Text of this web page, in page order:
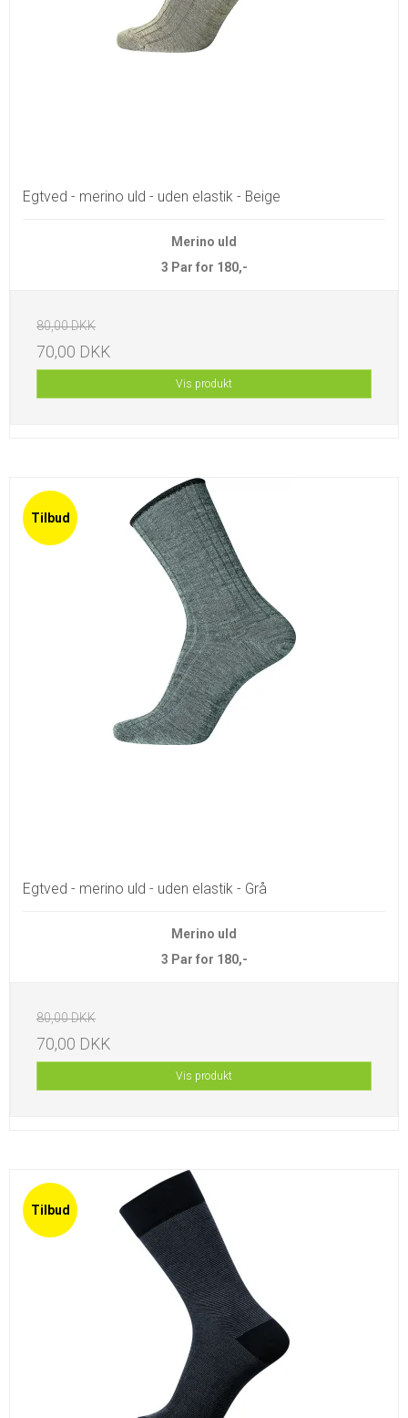
Egtved - merino uld - uden elastik - Beige
Merino uld
3 Par for 180,-
80,00 DKK
70,00 DKK
Vis produkt
Tilbud
Egtved - merino uld - uden elastik - Grå
Merino uld
3 Par for 180,-
80,00 DKK
70,00 DKK
Vis produkt
Tilbud